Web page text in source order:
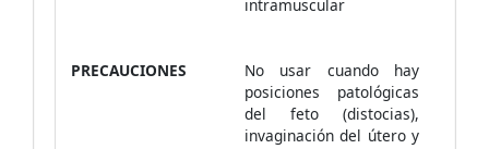
intramuscular
PRECAUCIONES
No usar cuando hay
posiciones patológicas
del feto (distocias),
invaginación del útero y